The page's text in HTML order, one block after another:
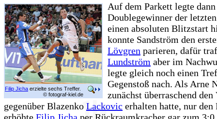
Filip Jicha erzielte sechs Treffer.
© fotograf-kiel.de
Auf dem Parkett legte
Doublegewinner der
einen absoluten Blitzstart
konnte Sandström den
Lövgren parieren, dafür
Lundström aber im
legte gleich noch einen
Gegenstoß nach. Als Arne
zunächst überraschend
gegenüber Blazenko Lackovic erhalten hatte, nur den